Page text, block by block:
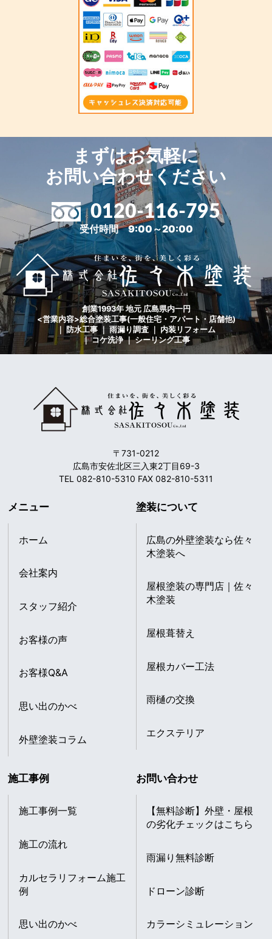
まずはお気軽に
お問い合わせください
0120-116-795
受付時間 9:00～20:00
創業1993年 地元 広島県内一円
<営業内容>総合塗装工事(一般住宅・アパート・店舗他)
｜ 防水工事 ｜ 雨漏り調査 ｜ 内装リフォーム
｜ コケ洗浄 ｜ シーリング工事
〒731-0212
広島市安佐北区三入東2丁目69-3
TEL 082-810-5310 FAX 082-810-5311
メニュー
ホーム
会社案内
スタッフ紹介
お客様の声
お客様Q&A
思い出のかべ
外壁塗装コラム
塗装について
広島の外壁塗装なら佐々
木塗装へ
屋根塗装の専門店｜佐々
木塗装
屋根葺替え
屋根カバー工法
雨樋の交換
エクステリア
施工事例
施工事例一覧
施工の流れ
カルセラリフォーム施工
例
思い出のかべ
お問い合わせ
【無料診断】外壁・屋根
の劣化チェックはこちら
雨漏り無料診断
ドローン診断
カラーシミュレーション